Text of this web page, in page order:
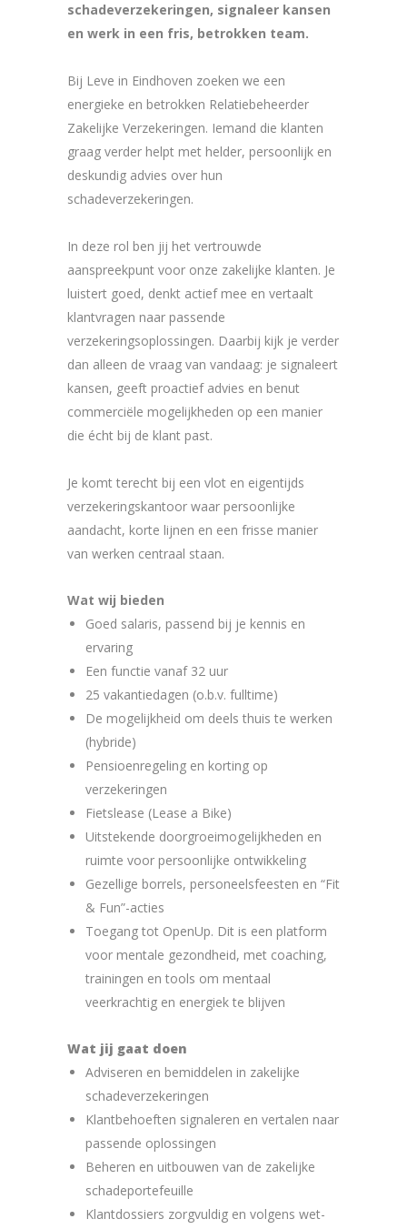
schadeverzekeringen, signaleer kansen
en werk in een fris, betrokken team.
Bij Leve in Eindhoven zoeken we een
energieke en betrokken Relatiebeheerder
Zakelijke Verzekeringen. Iemand die klanten
graag verder helpt met helder, persoonlijk en
deskundig advies over hun
schadeverzekeringen.
In deze rol ben jij het vertrouwde
aanspreekpunt voor onze zakelijke klanten. Je
luistert goed, denkt actief mee en vertaalt
klantvragen naar passende
verzekeringsoplossingen. Daarbij kijk je verder
dan alleen de vraag van vandaag: je signaleert
kansen, geeft proactief advies en benut
commerciële mogelijkheden op een manier
die écht bij de klant past.
Je komt terecht bij een vlot en eigentijds
verzekeringskantoor waar persoonlijke
aandacht, korte lijnen en een frisse manier
van werken centraal staan.
Wat wij bieden
Goed salaris, passend bij je kennis en
ervaring
Een functie vanaf 32 uur
25 vakantiedagen (o.b.v. fulltime)
De mogelijkheid om deels thuis te werken
(hybride)
Pensioenregeling en korting op
verzekeringen
Fietslease (Lease a Bike)
Uitstekende doorgroeimogelijkheden en
ruimte voor persoonlijke ontwikkeling
Gezellige borrels, personeelsfeesten en “Fit
& Fun”-acties
Toegang tot OpenUp. Dit is een platform
voor mentale gezondheid, met coaching,
trainingen en tools om mentaal
veerkrachtig en energiek te blijven
Wat jij gaat doen
Adviseren en bemiddelen in zakelijke
schadeverzekeringen
Klantbehoeften signaleren en vertalen naar
passende oplossingen
Beheren en uitbouwen van de zakelijke
schadeportefeuille
Klantdossiers zorgvuldig en volgens wet-